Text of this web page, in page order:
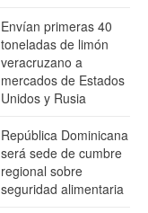
Envían primeras 40
toneladas de limón
veracruzano a
mercados de Estados
Unidos y Rusia
República Dominicana
será sede de cumbre
regional sobre
seguridad alimentaria